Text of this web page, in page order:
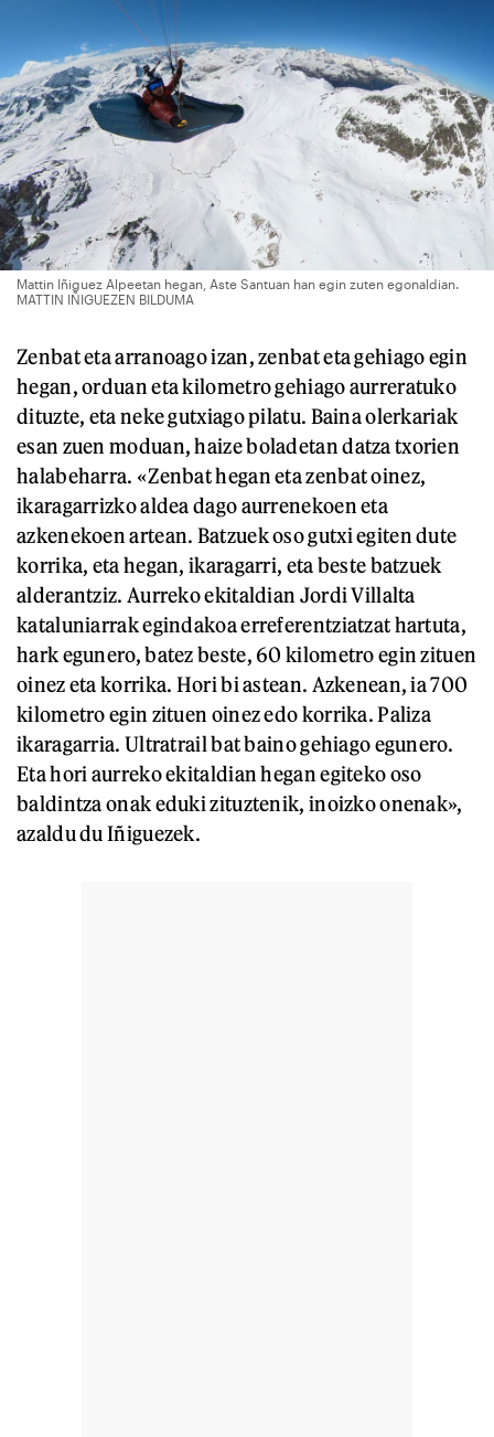
Mattin Iñiguez Alpeetan hegan, Aste Santuan han egin zuten egonaldian.
MATTIN IÑIGUEZEN BILDUMA
Zenbat eta arranoago izan, zenbat eta gehiago egin
hegan, orduan eta kilometro gehiago aurreratuko
dituzte, eta neke gutxiago pilatu. Baina olerkariak
esan zuen moduan, haize boladetan datza txorien
halabeharra. «Zenbat hegan eta zenbat oinez,
ikaragarrizko aldea dago aurrenekoen eta
azkenekoen artean. Batzuek oso gutxi egiten dute
korrika, eta hegan, ikaragarri, eta beste batzuek
alderantziz. Aurreko ekitaldian Jordi Villalta
kataluniarrak egindakoa erreferentziatzat hartuta,
hark egunero, batez beste, 60 kilometro egin zituen
oinez eta korrika. Hori bi astean. Azkenean, ia 700
kilometro egin zituen oinez edo korrika. Paliza
ikaragarria. Ultratrail bat baino gehiago egunero.
Eta hori aurreko ekitaldian hegan egiteko oso
baldintza onak eduki zituztenik, inoizko onenak»,
azaldu du Iñiguezek.